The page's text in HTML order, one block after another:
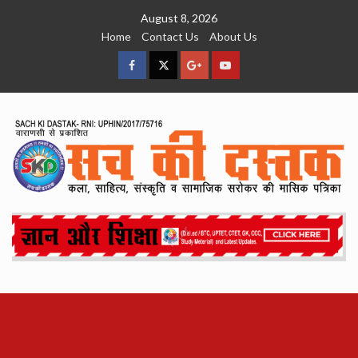
August 8, 2026
Home
Contact Us About Us
facebookTwitterGoogleYouTube